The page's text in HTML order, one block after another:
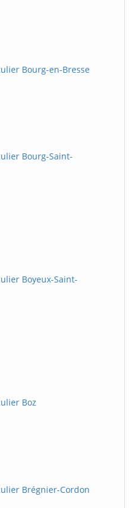
Bourg-en-Bresse
Bourg-Saint-
Boyeux-Saint-
Boz
Brégnier-Cordon